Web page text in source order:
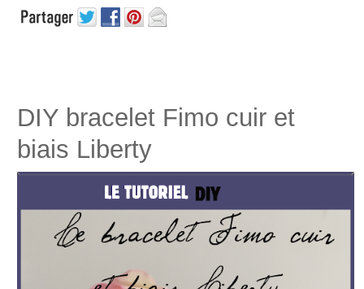
DIY bracelet Fimo cuir et
biais Liberty